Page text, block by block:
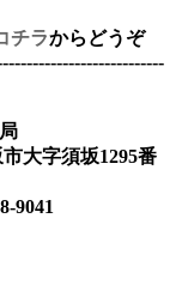
チラからどうぞ
大字須坂1295番
9041